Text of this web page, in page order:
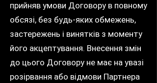
прийняв умови Договору в повному
обсязі, без будь-яких обмежень,
застережень і винятків з моменту
його акцептування. Внесення змін
до цього Договору не має на увазі
розірвання або відмови Партнера